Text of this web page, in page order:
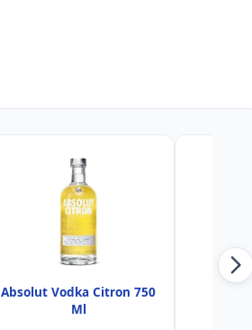
Absolut Vodka Citron 750
Ml